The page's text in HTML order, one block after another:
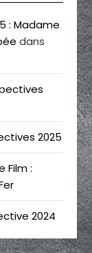
: Madame
dans
2025
Film :
2024